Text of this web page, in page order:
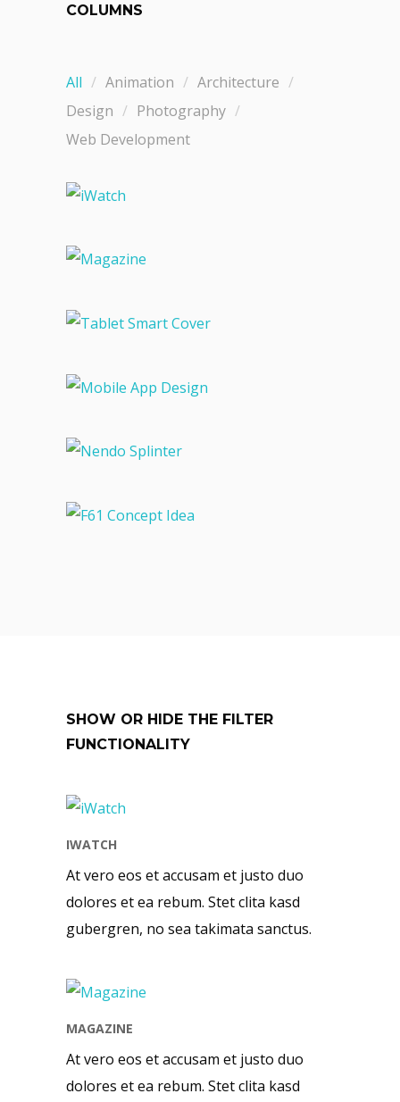
COLUMNS
All Animation
Architecture
Design
Photography
Web Development
SHOW OR HIDE THE FILTER
FUNCTIONALITY
IWATCH
At vero eos et accusam et justo duo
dolores et ea rebum. Stet clita kasd
gubergren, no sea takimata sanctus.
MAGAZINE
At vero eos et accusam et justo duo
dolores et ea rebum. Stet clita kasd